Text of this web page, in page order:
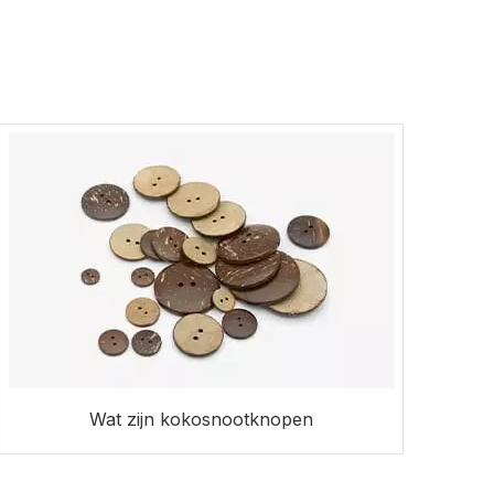
Wat zijn kokosnootknopen